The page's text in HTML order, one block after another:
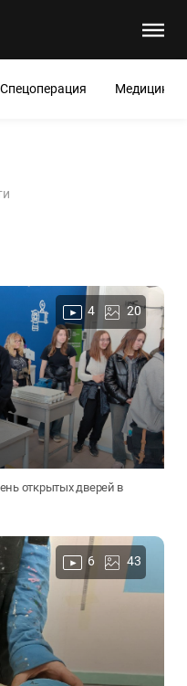
Спецоперация Медицина
4 20
открытых дверей в
6 43